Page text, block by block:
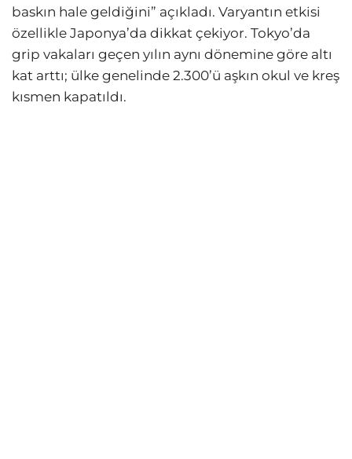
baskın hale geldiğini” açıkladı. Varyantın etkisi
özellikle Japonya’da dikkat çekiyor. Tokyo’da
grip vakaları geçen yılın aynı dönemine göre altı
kat arttı; ülke genelinde 2.300’ü aşkın okul ve kreş
kısmen kapatıldı.